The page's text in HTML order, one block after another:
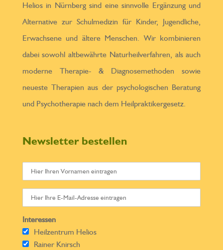
Helios in Nürnberg sind eine sinnvolle Ergänzung und
Alternative zur Schulmedizin für Kinder, Jugendliche,
Erwachsene und ältere Menschen. Wir kombinieren
dabei sowohl altbewährte Naturheilverfahren, als auch
moderne Therapie- & Diagnosemethoden sowie
neueste Therapien aus der psychologischen Beratung
und Psychotherapie nach dem Heilpraktikergesetz.
Newsletter bestellen
Interessen
Heilzentrum Helios
Rainer Knirsch